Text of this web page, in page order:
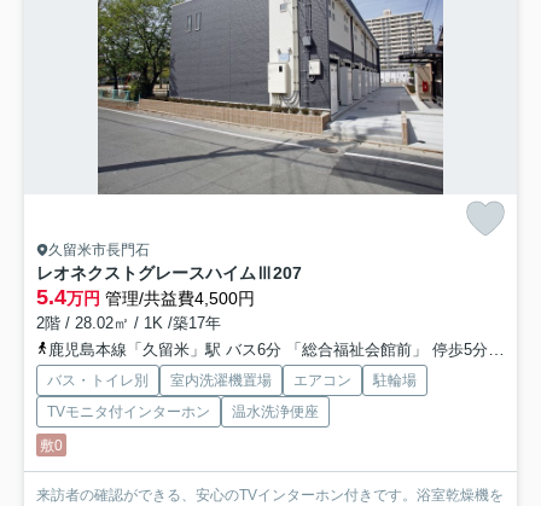
久留米市長門石
レオネクストグレースハイムⅢ207
5.4万円 管理/共益費4,500円
2階 / 28.02㎡ / 1K /築17年
鹿児島本線「久留米」駅 バス6分 「総合福祉会館前」 停歩5分
バス・トイレ別 室内洗濯機置場 エアコン
駐輪場
TVモニタ付インターホン
温水洗浄便座
敷0
来訪者の確認ができる、安心のTVインターホン付きです。浴室乾燥機を